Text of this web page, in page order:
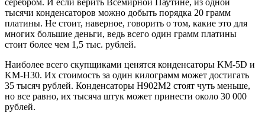
серебром. И если верить Всемирной Паутине, из одной
тысячи конденсаторов можно добыть порядка 20 грамм
платины. Не стоит, наверное, говорить о том, какие это для
многих большие деньги, ведь всего один грамм платины
стоит более чем 1,5 тыс. рублей.
Наиболее всего скупщиками ценятся конденсаторы KM-5D и
KM-H30. Их стоимость за один килограмм может достигать
35 тысяч рублей. Конденсаторы H902M2 стоят чуть меньше,
но все равно, их тысяча штук может принести около 30 000
рублей.